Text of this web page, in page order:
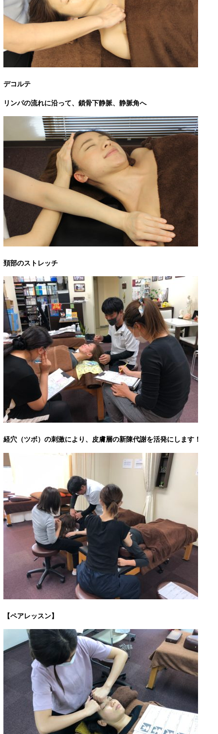
デコルテ
リンパの流れに沿って、鎖骨下静脈、静脈角へ
頚部のストレッチ
経穴（ツボ）の刺激により、皮膚層の新陳代謝を活発にします！
【ペアレッスン】